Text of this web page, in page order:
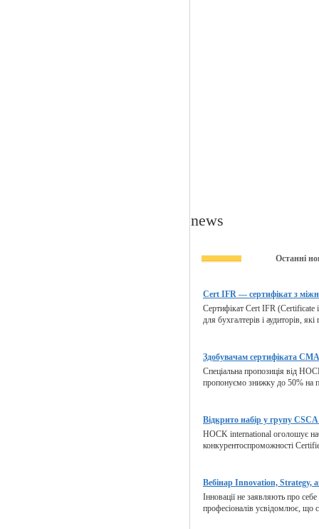
news
Останні
Cert IFR — сертифікат з
Сертифікат Cert IFR
для бухгалтерів і аудиторів,
Здобувачам сертифіката
Спеціальна пропозиція від
пропонуємо знижку до 50% на
Відкрито набір у групу
HOCK international оголошує
конкурентоспроможності
Вебінар Innovation, Strategy,
Інновації не заявляють про
професіоналів усвідомлює, що